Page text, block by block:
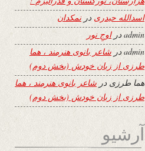
اسدالله حیدری درنمکدان
adminدراوجِ نور
adminدر شاعر بانوی هنرمند ، هما
طرزی از زبان خودش (بخش دوم)
هما طرزی در شاعر بانوی هنرمند ، هما
طرزی از زبان خودش (بخش دوم)
آرشیو